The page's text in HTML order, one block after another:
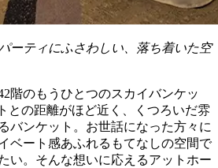
ーティにふさわしい、落ち着いた空
階のもうひとつのスカイバンケッ
との距離がほど近く、くつろいだ雰
バンケット。お世話になった方々に
ベート感あふれるもてなしの空間で
い。そんな想いに応えるアットホー